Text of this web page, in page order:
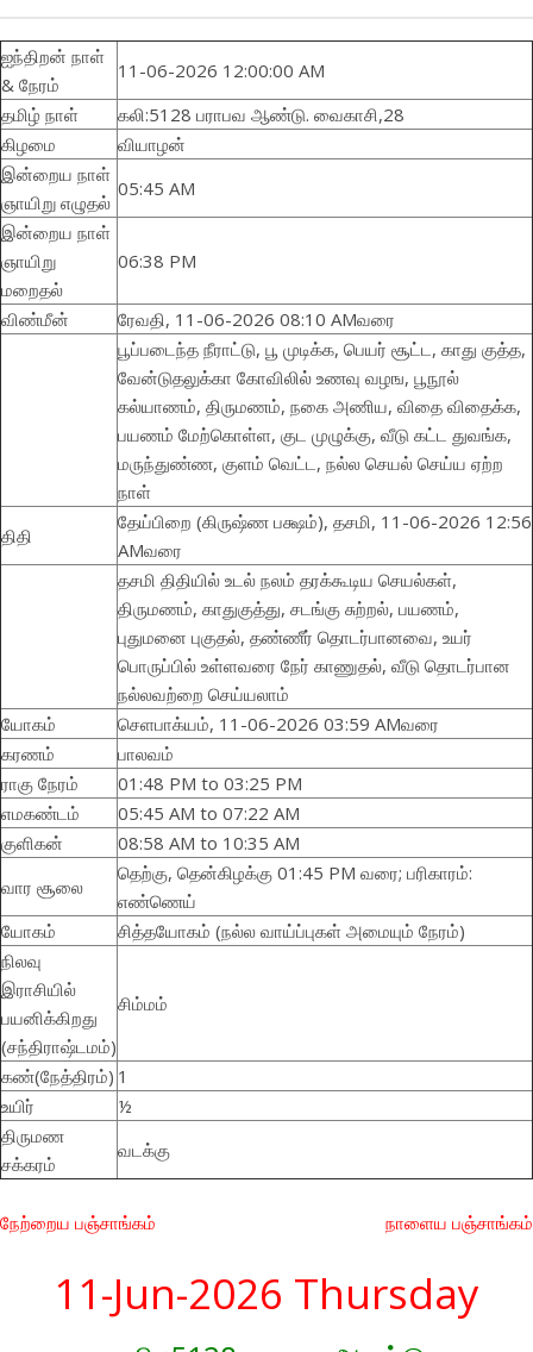
ஐந்திறன் நாள்
& நேரம்
11-06-2026 12:00:00 AM
தமிழ் நாள்
கலி:5128 பராபவ ஆண்டு. வைகாசி,28
கிழமை
வியாழன்
இன்றைய நாள்
ஞாயிறு எழுதல்
05:45 AM
இன்றைய நாள்
ஞாயிறு
மறைதல்
06:38 PM
விண்மீன்
ரேவதி, 11-06-2026 08:10 AMவரை
பூப்படைந்த நீராட்டு, பூ முடிக்க, பெயர் சூட்ட, காது குத்த,
வேன்டுதலுக்கா கோவிலில் உணவு வழங, பூநூல்
கல்யாணம், திருமணம், நகை அணிய, விதை விதைக்க,
பயணம் மேற்கொள்ள, குட முழுக்கு, வீடு கட்ட துவங்க,
மருந்துண்ண, குளம் வெட்ட, நல்ல செயல் செய்ய ஏற்ற
நாள்
திதி
தேய்பிறை (கிருஷ்ண பக்ஷம்), தசமி, 11-06-2026 12:56
AMவரை
தசமி திதியில் உடல் நலம் தரக்கூடிய செயல்கள்,
திருமணம், காதுகுத்து, சடங்கு சுற்றல், பயணம்,
புதுமனை புகுதல், தண்ணீர் தொடர்பானவை, உயர்
பொருப்பில் உள்ளவரை நேர் காணுதல், வீடு தொடர்பான
நல்லவற்றை செய்யலாம்
யோகம்
செளபாக்யம், 11-06-2026 03:59 AMவரை
கரணம்
பாலவம்
ராகு நேரம்
01:48 PM to 03:25 PM
எமகண்டம்
05:45 AM to 07:22 AM
குளிகன்
08:58 AM to 10:35 AM
வார சூலை
தெற்கு, தென்கிழக்கு 01:45 PM வரை; பரிகாரம்:
எண்ணெய்
யோகம்
சித்தயோகம் (நல்ல வாய்ப்புகள் அமையும் நேரம்)
நிலவு
இராசியில்
பயனிக்கிறது
(சந்திராஷ்டமம்)
சிம்மம்
கண்(நேத்திரம்) 1
உயிர்
½
திருமண
சக்கரம்
வடக்கு
நேற்றைய பஞ்சாங்கம் நாளைய பஞ்சாங்கம்
11-Jun-2026 Thursday